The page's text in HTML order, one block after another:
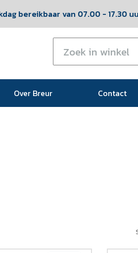
bereikbaar van 07.00 - 17.30
Over Breur Contact